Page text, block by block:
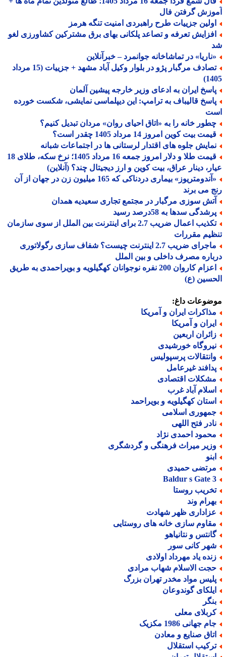
گرفتن فال
جزییات طرح راهبردی امنیت تنگه هرمز
تعرفه و تصاعد پلکانی بهای برق مشترکین کشاورزی لغو
در تماشاخانه جوانمرد – خبرآنلاین
تصادف مرگبار پژو در بلوار وکیل آباد مشهد + جزییات (15 مرداد
ایران به ادعای وزیر خارجه پیشین آلمان
قالیباف به ترامپ: این دیپلماسی نمایشی، شکست خورده
خانه را به «اتاق احیای روان» مردان تبدیل کنیم؟
بیت کوین امروز 14 مرداد 1405 چقدر است؟
جلوه های اقتدار لرستانی ها در اجتماعات شبانه
قیمت طلا و دلار امروز جمعه 16 مرداد 1405؛ نرخ سکه، طلای 18
دینار عراق، بیت کوین و ارز دیجیتال چند؟ (آنلاین)
«آندومتریوز» بیماری دردناکی که 165 میلیون زن در جهان از آن
می برند
سوزی مرگبار در مجتمع تجاری سعیدیه همدان
سدها به 58درصد رسید
تکذیب اعمال ضریب 2.7 برای اینترنت بین الملل از سوی سازمان
مقررات
ماجرای ضریب 2.7 اینترنت چیست؟ شفاف سازی رگولاتوری
مصرف داخلی و بین الملل
اعزام کاروان 200 نفره نوجوانان کهگیلویه و بویراحمدی به طریق
(ع)
داغ:
ایران و آمریکا
و آمریکا
اربعین
خورشیدی
پرسپولیس
غیرعامل
اقتصادی
آباد غرب
کهگیلویه و بویراحمد
اسلامی
فتح اللهی
احمدی نژاد
میراث فرهنگی و گردشگری
حمیدی
Baldur s Gate
روستا
وند
ظهر شهادت
سازی خانه های روستایی
و نتانیاهو
کانی سور
یاد مهرداد اولادی
الاسلام شهاب مرادی
مواد مخدر تهران بزرگ
گوندوعان
معلی
جهانی 1986 مکزیک
صنایع و معادن
استقلال